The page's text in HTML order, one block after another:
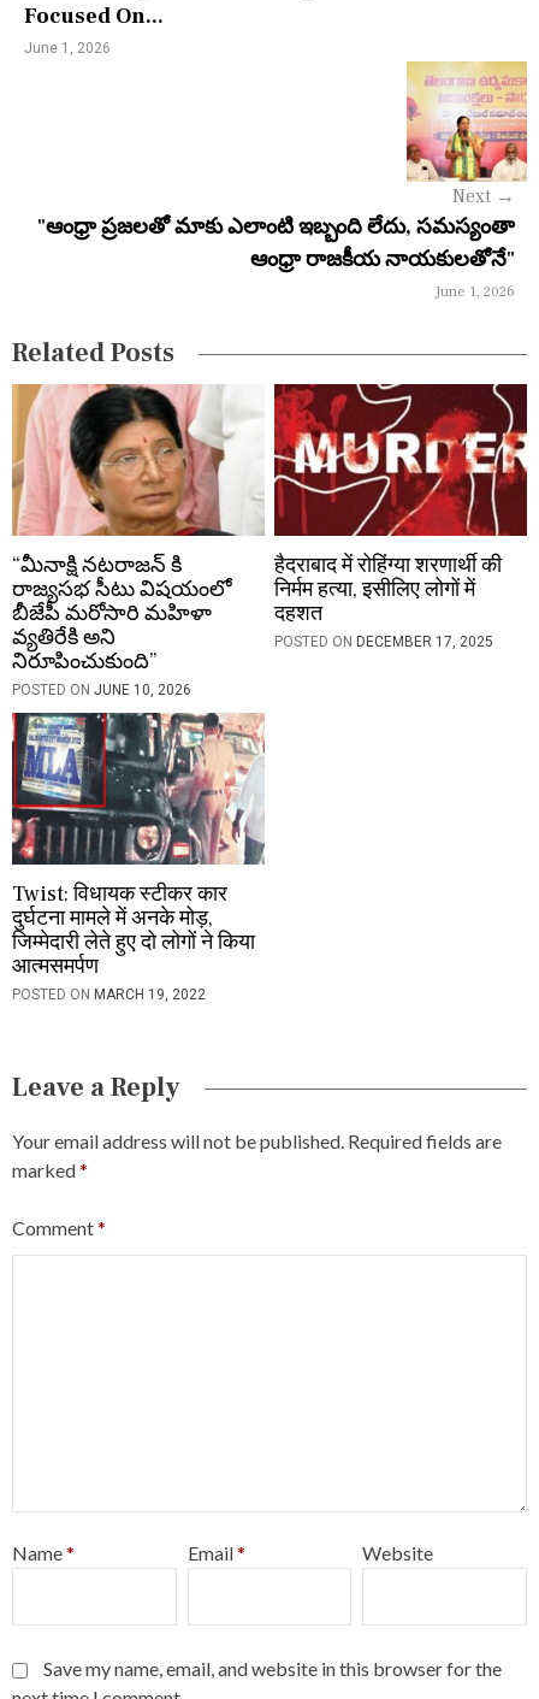
a
v
n
Focused On...
June 1, 2026
Next →
"ఆంధ్రా ప్రజలతో మాకు ఎలాంటి ఇబ్బంది లేదు, సమస్యంతా
ఆంధ్రా రాజకీయ నాయకులతోనే"
June 1, 2026
Related Posts
“మీనాక్షి నటరాజన్ కి
రాజ్యసభ సీటు విషయంలో
బీజేపీ మరోసారి మహిళా
వ్యతిరేకి అని
నిరూపించుకుంది”
POSTED ON JUNE 10, 2026
हैदराबाद में रोहिंग्या शरणार्थी की
निर्मम हत्या, इसीलिए लोगों में
दहशत
POSTED ONDECEMBER 17, 2025
Twist: विधायक स्टीकर कार
दुर्घटना मामले में अनके मोड़,
जिम्मेदारी लेते हुए दो लोगों ने किया
आत्मसमर्पण
POSTED ON MARCH 19, 2022
Leave a Reply
Your email address will not be published. Required fields are
marked*
Comment*
Name* Email* Website
Save my name, email, and website in this browser for the